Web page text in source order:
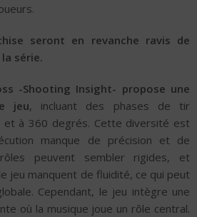
seront en revanche ravis de
série.
-Shooting Insight- propose une
jeu, incluant des phases de tir
et à 360 degrés. Cette diversité est
manque de précision et de
peuvent sembler rigides, et
jeu manquent de fluidité, ce qui peut
Cependant, le jeu intègre une
où la musique joue un rôle central.